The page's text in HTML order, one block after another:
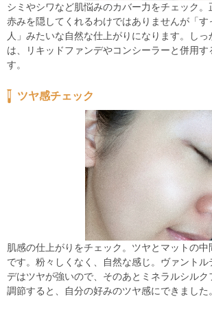
シミやシワなど肌悩みのカバー力をチェック
赤みを隠してくれるわけではありませんが「す
人」みたいな自然な仕上がりになります。しっ
は、リキッドファンデやコンシーラーと併用
す。
ツヤ感チェック
肌感の仕上がりをチェック。ツヤとマットの中
です。粉々しくなく、自然な感じ。ヴァントル
デはツヤが強いので、そのあとミネラルシル
調節すると、自分の好みのツヤ感にできました。